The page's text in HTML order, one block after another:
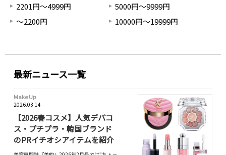
2201円～4999円
5000円～9999円
～2200円
10000円～19999円
最新ニュース一覧
Make Up
2026.03.14
【2026春コスメ】人気デパコ
ス・プチプラ・韓国ブランド
のPRイチオシアイテムを紹介